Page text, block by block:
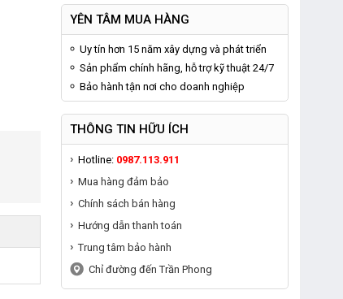
YÊN TÂM MUA HÀNG
Uy tín hơn 15 năm xây dựng và phát triển
Sản phẩm chính hãng, hỗ trợ kỹ thuật 24/7
Bảo hành tận nơi cho doanh nghiệp
THÔNG TIN HỮU ÍCH
Hotline: 0987.113.911
Mua hàng đảm bảo
Chính sách bán hàng
Hướng dẫn thanh toán
Trung tâm bảo hành
Chỉ đường đến Trần Phong